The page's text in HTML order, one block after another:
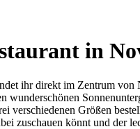
Insel Pag / Kroatienin
ihr direkt im Zentrum von
wunderschönen
verschiedenen Größen
zuschauen könnt und der